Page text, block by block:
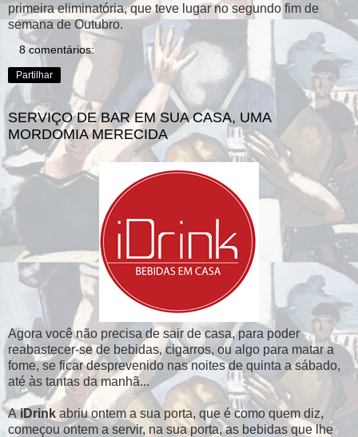
primeira eliminatória, que teve lugar no segundo fim de
semana de Outubro.
8 comentários:
Partilhar
SERVIÇO DE BAR EM SUA CASA, UMA
MORDOMIA MERECIDA
Agora você não precisa de sair de casa, para poder
reabastecer-se de bebidas, cigarros, ou algo para matar a
fome, se ficar desprevenido nas noites de quinta a sábado,
até às tantas da manhã...
AiDrink abriu ontem a sua porta, que é como quem diz,
começou ontem a servir, na sua porta, as bebidas que lhe